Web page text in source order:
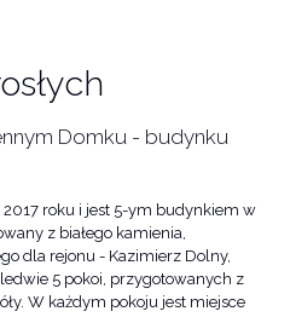
Domku - budynku
roku i jest 5-ym budynkiem w
z białego kamienia,
dla rejonu - Kazimierz Dolny,
5 pokoi, przygotowanych z
W każdym pokoju jest miejsce